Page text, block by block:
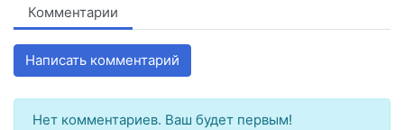
Комментарии
Написать комментарий
Нет комментариев. Ваш будет первым!